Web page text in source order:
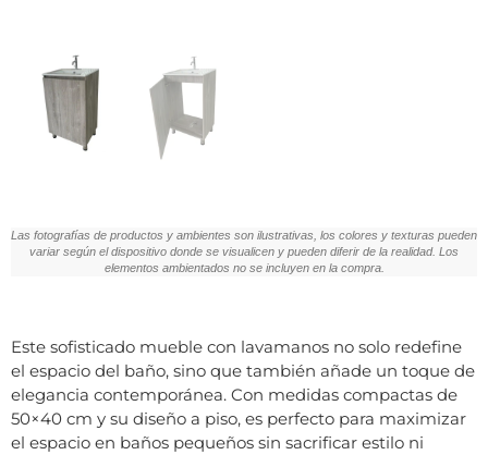
Las fotografías de productos y ambientes son ilustrativas, los colores y texturas pueden
variar según el dispositivo donde se visualicen y pueden diferir de la realidad. Los
elementos ambientados no se incluyen en la compra.
Este sofisticado mueble con lavamanos no solo redefine
el espacio del baño, sino que también añade un toque de
elegancia contemporánea. Con medidas compactas de
50×40 cm y su diseño a piso, es perfecto para maximizar
el espacio en baños pequeños sin sacrificar estilo ni